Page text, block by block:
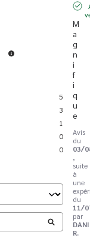
5
3
1
0
0
M
a
g
n
i
f
i
q
u
e
Avis
du
03/
,
suite
à
une
du
11/
par
R.